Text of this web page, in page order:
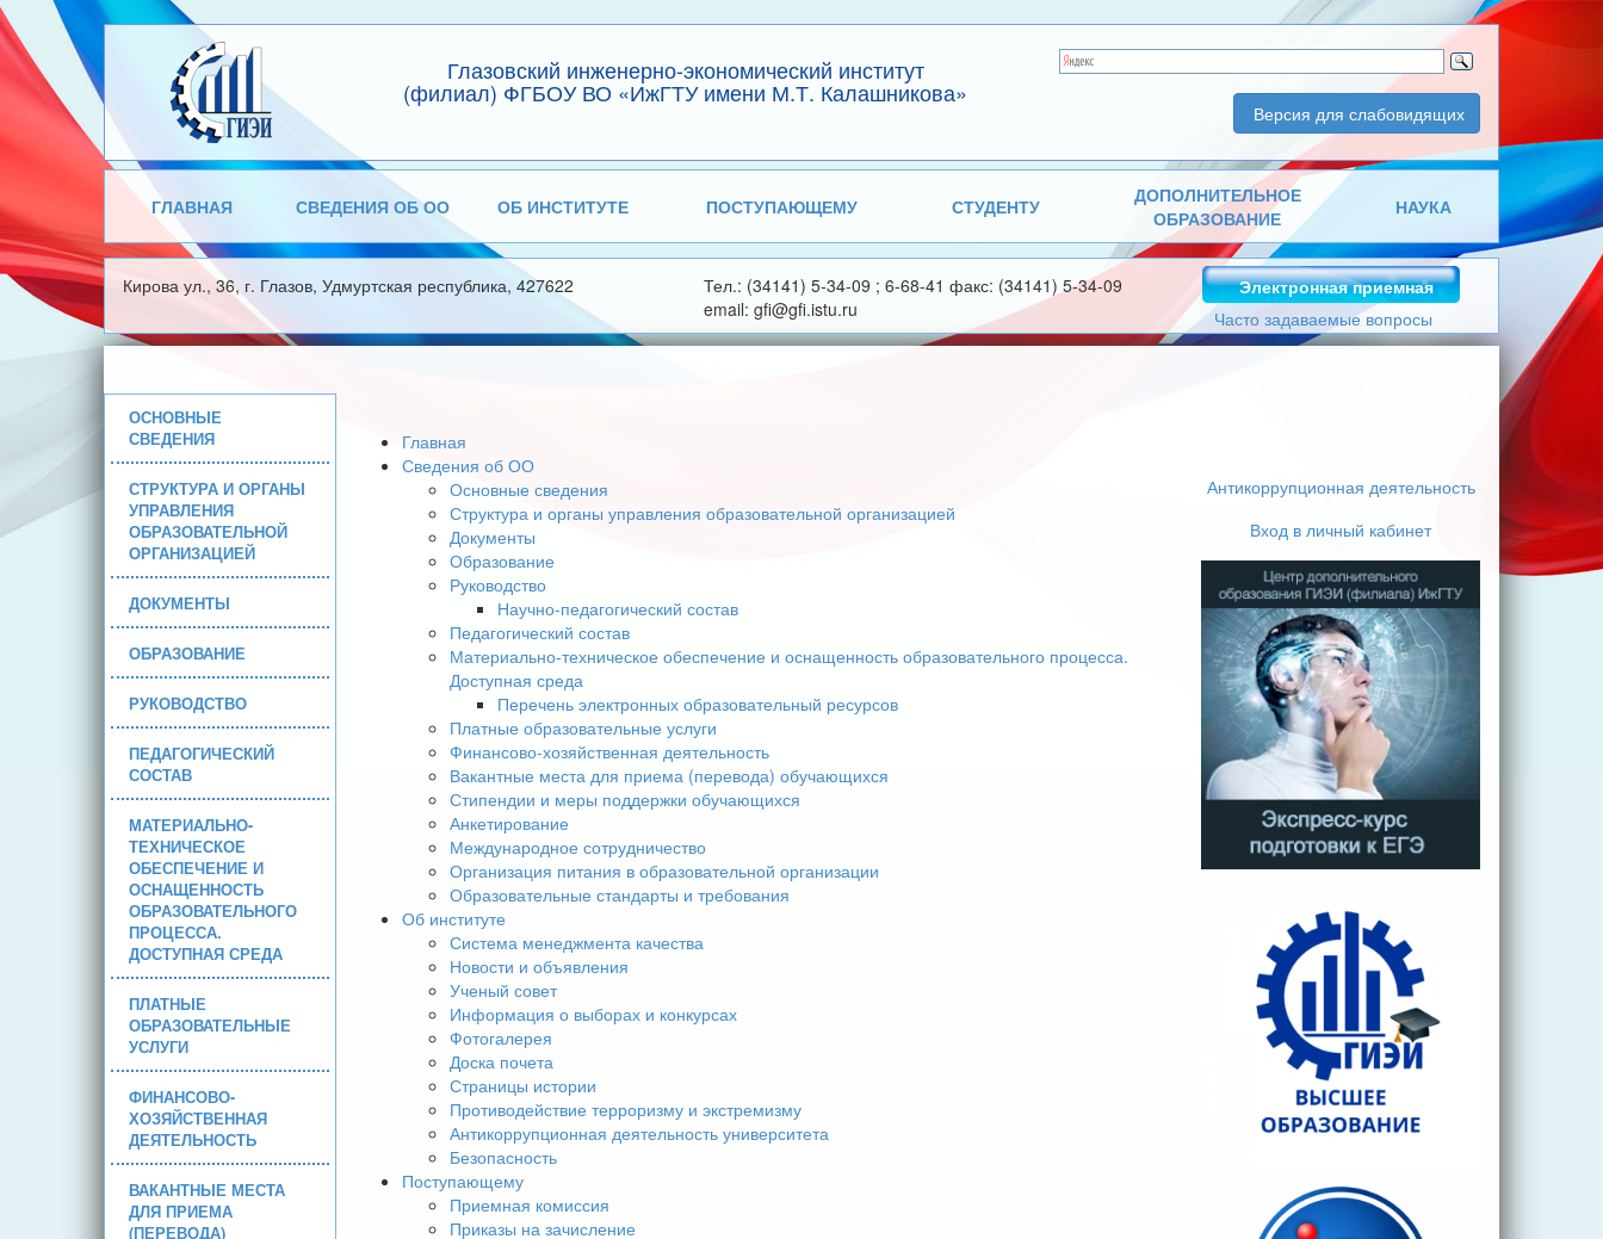
Глазовский инженерно-экономический институт
(филиал) ФГБОУ ВО «ИжГТУ имени М.Т. Калашникова»
Версия для слабовидящих
ГЛАВНАЯ СВЕДЕНИЯ ОБ ОО ОБ ИНСТИТУТЕ ПОСТУПАЮЩЕМУ СТУДЕНТУ
ДОПОЛНИТЕЛЬНОЕ
ОБРАЗОВАНИЕ
НАУКА
Кирова ул., 36, г. Глазов, Удмуртская республика, 427622
Тел.: (34141) 5-34-09 ; 6-68-41 факс: (34141) 5-34-09
email: gfi@gfi.istu.ru
Электронная приемная
Часто задаваемые вопросы
ОСНОВНЫЕ
СВЕДЕНИЯ
СТРУКТУРА И ОРГАНЫ
УПРАВЛЕНИЯ
ОБРАЗОВАТЕЛЬНОЙ
ОРГАНИЗАЦИЕЙ
ДОКУМЕНТЫ
ОБРАЗОВАНИЕ
РУКОВОДСТВО
ПЕДАГОГИЧЕСКИЙ
СОСТАВ
МАТЕРИАЛЬНО-
ТЕХНИЧЕСКОЕ
ОБЕСПЕЧЕНИЕ И
ОСНАЩЕННОСТЬ
ОБРАЗОВАТЕЛЬНОГО
ПРОЦЕССА.
ДОСТУПНАЯ СРЕДА
ПЛАТНЫЕ
ОБРАЗОВАТЕЛЬНЫЕ
УСЛУГИ
ФИНАНСОВО-
ХОЗЯЙСТВЕННАЯ
ДЕЯТЕЛЬНОСТЬ
ВАКАНТНЫЕ МЕСТА
ДЛЯ ПРИЕМА
(ПЕРЕВОДА)
Главная
Сведения об ОО
Основные сведения
Структура и органы управления образовательной организацией
Документы
Образование
Руководство
Научно-педагогический состав
Педагогический состав
Материально-техническое обеспечение и оснащенность образовательного процесса.
Доступная среда
Перечень электронных образовательный ресурсов
Платные образовательные услуги
Финансово-хозяйственная деятельность
Вакантные места для приема (перевода) обучающихся
Стипендии и меры поддержки обучающихся
Анкетирование
Международное сотрудничество
Организация питания в образовательной организации
Образовательные стандарты и требования
Об институте
Система менеджмента качества
Новости и объявления
Ученый совет
Информация о выборах и конкурсах
Фотогалерея
Доска почета
Страницы истории
Противодействие терроризму и экстремизму
Антикоррупционная деятельность университета
Безопасность
Поступающему
Приемная комиссия
Приказы на зачисление
Антикоррупционная деятельность
Вход в личный кабинет